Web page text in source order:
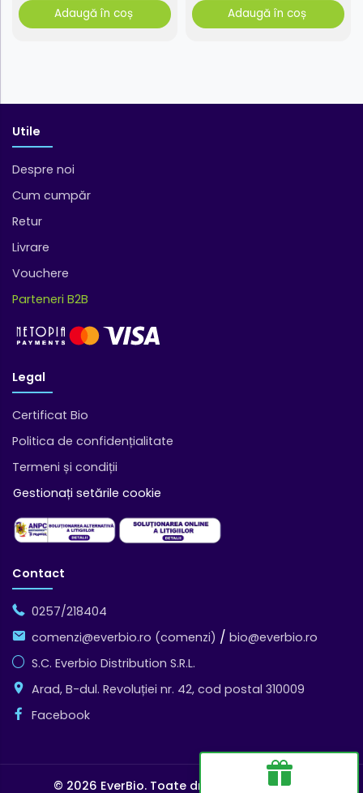
Adaugă în coș Adaugă în coș
Utile
Despre noi
Cum cumpăr
Retur
Livrare
Vouchere
Parteneri B2B
Legal
Certificat Bio
Politica de confidențialitate
Termeni și condiții
Gestionați setările cookie
Contact
0257/218404
comenzi@everbio.ro (comenzi) / bio@everbio.ro
S.C. Everbio Distribution S.R.L.
Arad, B-dul. Revoluției nr. 42, cod postal 310009
Facebook
© 2026 EverBio. Toate drepturile rezervate